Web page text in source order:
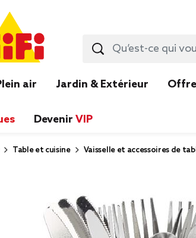
air Jardin & Extérieur
Devenir VIP
Table et cuisine Vaisselle et accessoires de